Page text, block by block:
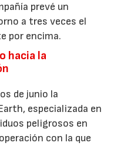
prevé un
a tres veces el
por encima.
hacia la
de junio la
especializada en
peligrosos en
con la que